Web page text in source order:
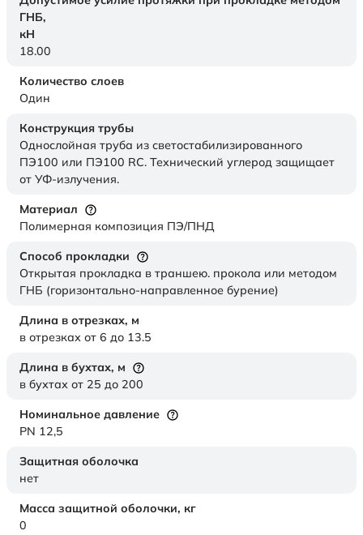
ГНБ,
кН
18.00
Количество слоев
Один
Конструкция трубы
Однослойная труба из светостабилизированного
ПЭ100 или ПЭ100 RC. Технический углерод защищает
от УФ-излучения.
Материал
Полимерная композиция ПЭ/ПНД
Способ прокладки
Открытая прокладка в траншею. прокола или методом
ГНБ (горизонтально-направленное бурение)
Длина в отрезках, м
в отрезках от 6 до 13.5
Длина в бухтах, м
в бухтах от 25 до 200
Номинальное давление
PN 12,5
Защитная оболочка
нет
Масса защитной оболочки, кг
0